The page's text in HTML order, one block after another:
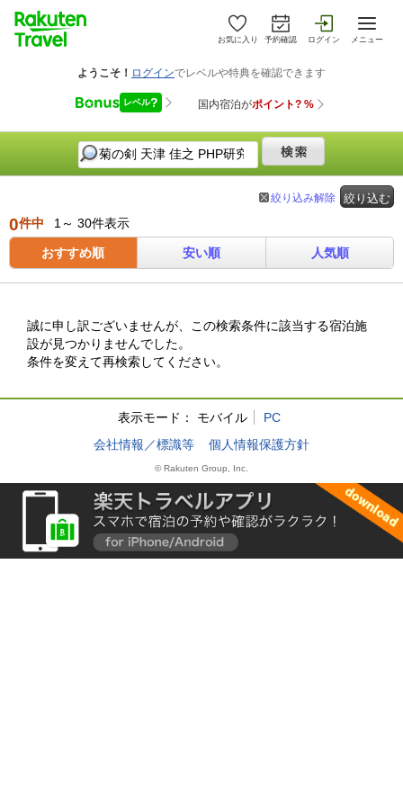
お気に入り 予約確認 ログイン メニュー
絞り込む
絞り込み解除
0件中 1～ 30件表示
おすすめ順 安い順 人気順
誠に申し訳ございませんが、この検索条件に該当する宿泊施
設が見つかりませんでした。
条件を変えて再検索してください。
表示モード： モバイル
PC
会社情報／標識等
個人情報保護方針
© Rakuten Group, Inc.